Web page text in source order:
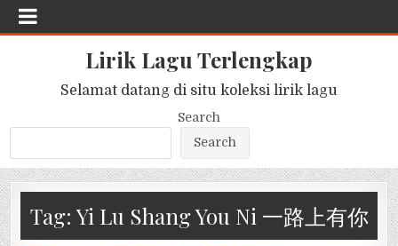
Lirik Lagu Terlengkap
Selamat datang di situ koleksi lirik lagu
Search
Search
Tag:Yi Lu Shang You Ni 一路上有你